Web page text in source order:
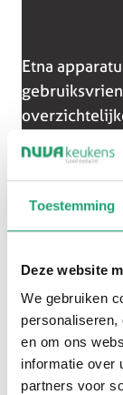
Toestemming
Deze website
We gebruiken
en om ons
informatie over
partners voor
Etna
stel je
in.
Hierdoor zijn
voor
ingewikkelde
de slag.